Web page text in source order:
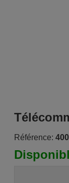
Référence: 400